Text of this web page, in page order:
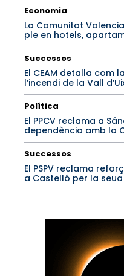
Economia
La Comunitat
ple en hotels,
Successos
El CEAM detalla com
l’incendi de la Vall
Política
El PPCV reclama a
dependència amb la
Successos
El PSPV reclama
a Castelló per la